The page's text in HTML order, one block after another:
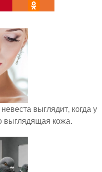
выглядит, когда у
выглядящая кожа.